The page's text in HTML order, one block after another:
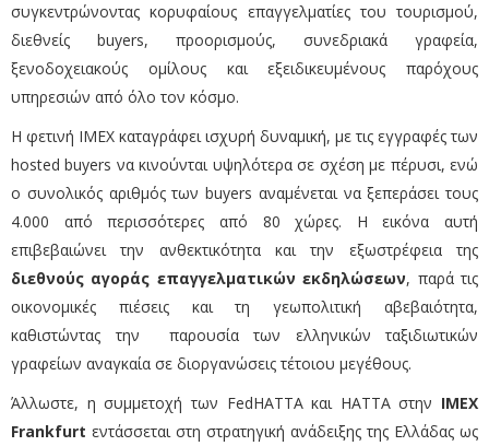
συγκεντρώνοντας κορυφαίους επαγγελματίες του τουρισμού,
διεθνείς buyers, προορισμούς, συνεδριακά γραφεία,
ξενοδοχειακούς ομίλους και εξειδικευμένους παρόχους
υπηρεσιών από όλο τον κόσμο.
Η φετινή IMEX καταγράφει ισχυρή δυναμική, με τις εγγραφές των
hosted buyers να κινούνται υψηλότερα σε σχέση με πέρυσι, ενώ
ο συνολικός αριθμός των buyers αναμένεται να ξεπεράσει τους
4.000 από περισσότερες από 80 χώρες. Η εικόνα αυτή
επιβεβαιώνει την ανθεκτικότητα και την εξωστρέφεια της
διεθνούς αγοράς επαγγελματικών εκδηλώσεων, παρά τις
οικονομικές πιέσεις και τη γεωπολιτική αβεβαιότητα,
καθιστώντας την παρουσία των ελληνικών ταξιδιωτικών
γραφείων αναγκαία σε διοργανώσεις τέτοιου μεγέθους.
Άλλωστε, η συμμετοχή των FedHATTA και HATTA στην IMEX
Frankfurt εντάσσεται στη στρατηγική ανάδειξης της Ελλάδας ως